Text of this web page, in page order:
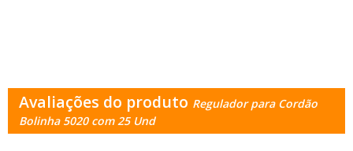
Avaliações do produto Regulador para Cordão
Bolinha 5020 com 25 Und